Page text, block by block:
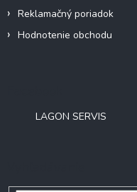
Reklamačný poriadok
Hodnotenie obchodu
LAGON SERVIS